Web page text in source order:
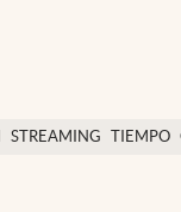
STREAMING TIEMPO